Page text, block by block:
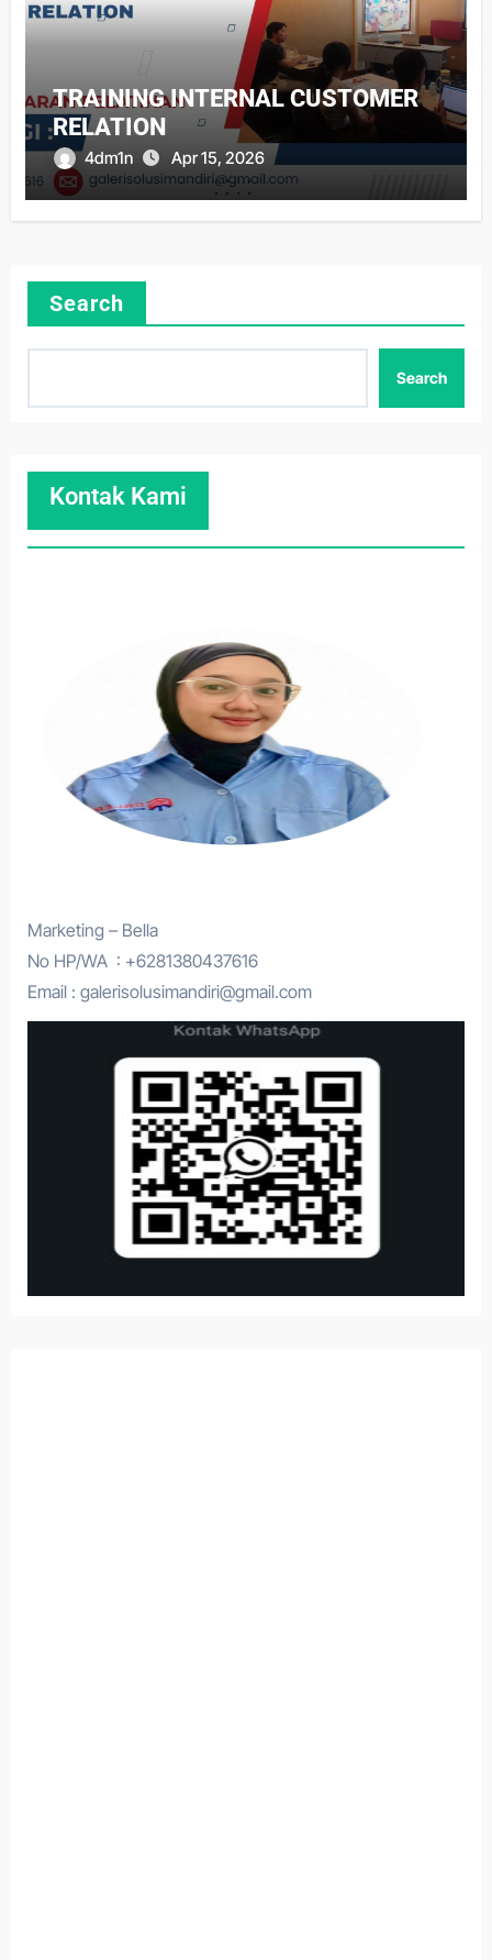
TRAINING INTERNAL CUSTOMER
RELATION
4dm1n Apr 15, 2026
Search
Search
Kontak Kami
Marketing – Bella
No HP/WA : +6281380437616
Email : galerisolusimandiri@gmail.com